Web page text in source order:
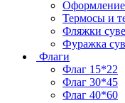
Оформление
Термосы и
Фляжки
Фуражка
Флаги
Флаг 15*22
Флаг 30*45
Флаг 40*60